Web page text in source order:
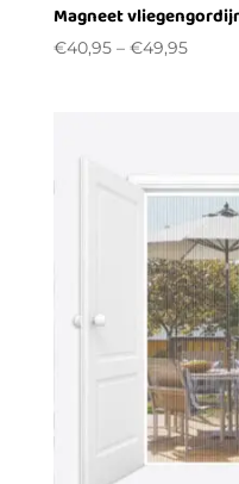
Magneet
€40,95– €49,95